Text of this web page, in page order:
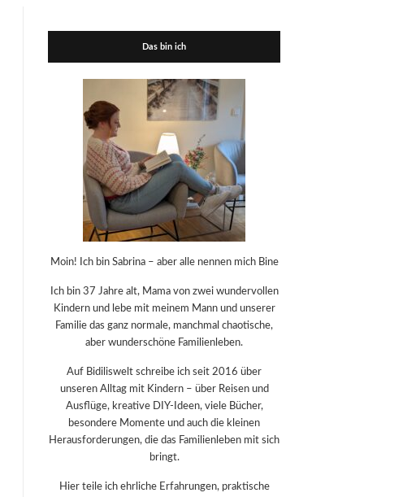
Das bin ich
Moin! Ich bin Sabrina – aber alle nennen mich Bine
Ich bin 37 Jahre alt, Mama von zwei wundervollen
Kindern und lebe mit meinem Mann und unserer
Familie das ganz normale, manchmal chaotische,
aber wunderschöne Familienleben.
Auf Bidiliswelt schreibe ich seit 2016 über
unseren Alltag mit Kindern – über Reisen und
Ausflüge, kreative DIY-Ideen, viele Bücher,
besondere Momente und auch die kleinen
Herausforderungen, die das Familienleben mit sich
bringt.
Hier teile ich ehrliche Erfahrungen, praktische